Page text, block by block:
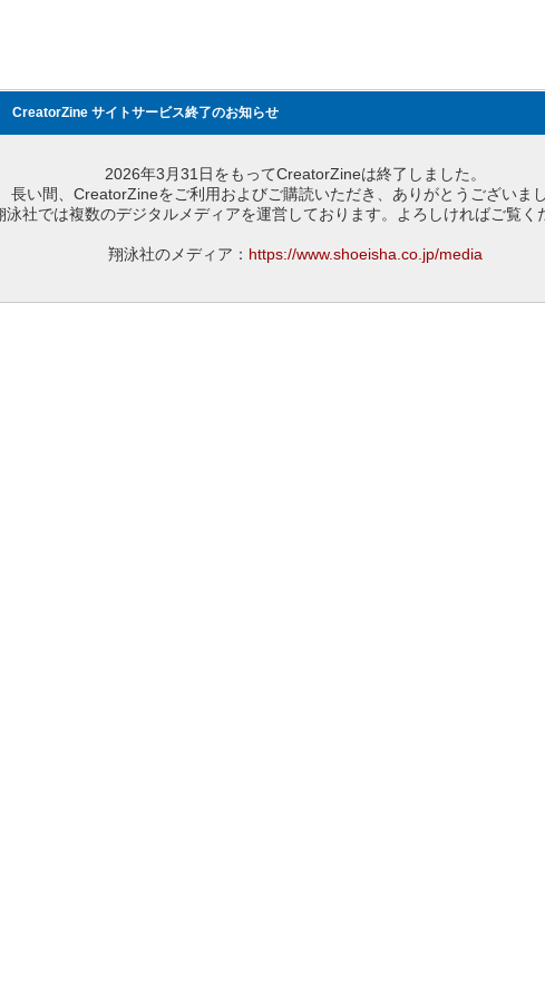
CreatorZine サイトサービス終了のお知らせ
2026年3月31日をもってCreatorZineは終了しました。
長い間、CreatorZineをご利用およびご購読いただき、ありがとうございまし
泳社では複数のデジタルメディアを運営しております。よろしければご覧く
翔泳社のメディア： https://www.shoeisha.co.jp/media